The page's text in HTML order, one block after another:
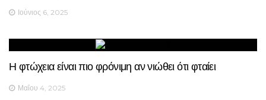
Ιούνιος 6, 2025
Η φτώχεια είναι πιο φρόνιμη αν νιώθει ότι φταίει
Μαΐου 4, 2025